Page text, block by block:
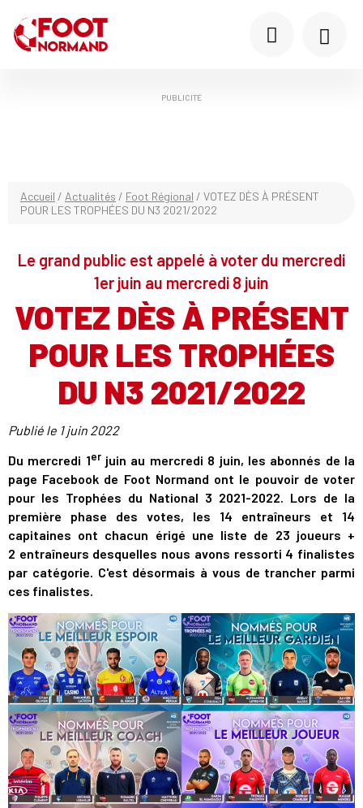
PUBLICITÉ
Accueil / Actualités / Foot Régional / VOTEZ DÈS À PRÉSENT
POUR LES TROPHÉES DU N3 2021/2022
Le grand public est appelé à voter du mercredi
1er juin au mercredi 8 juin
VOTEZ DÈS À PRÉSENT
POUR LES TROPHÉES
DU N3 2021/2022
Publié le 1 juin 2022
Du mercredi 1erjuin au mercredi 8 juin, les abonnés de la
page Facebook de Foot Normand ont le pouvoir de voter
pour les Trophées du National 3 2021-2022. Lors de la
première phase des votes, les 14 entraîneurs et 14
capitaines ont chacun érigé une liste de 23 joueurs +
2 entraîneurs desquelles nous avons ressorti 4 finalistes
par catégorie. C'est désormais à vous de trancher parmi
ces finalistes.